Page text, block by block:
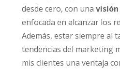
desde cero, con una
enfocada en alcanzar los
Además, estar siempre al
tendencias del marketing
mis clientes una ventaja